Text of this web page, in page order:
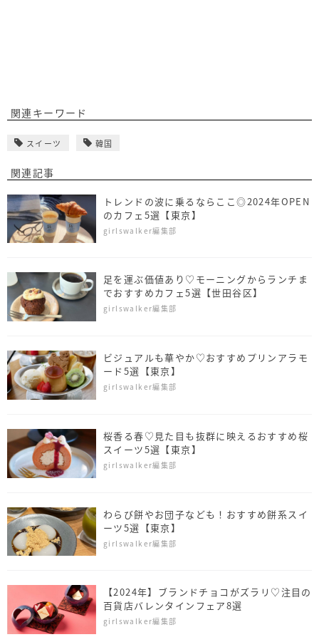
関連キーワード
スイーツ 韓国
関連記事
トレンドの波に乗るならここ◎2024年OPEN
のカフェ5選【東京】
girlswalker編集部
足を運ぶ価値あり♡モーニングからランチま
でおすすめカフェ5選【世田谷区】
girlswalker編集部
ビジュアルも華やか♡おすすめプリンアラモ
ード5選【東京】
girlswalker編集部
桜香る春♡見た目も抜群に映えるおすすめ桜
スイーツ5選【東京】
girlswalker編集部
わらび餅やお団子なども！おすすめ餅系スイ
ーツ5選【東京】
girlswalker編集部
【2024年】ブランドチョコがズラリ♡注目の
百貨店バレンタインフェア8選
girlswalker編集部